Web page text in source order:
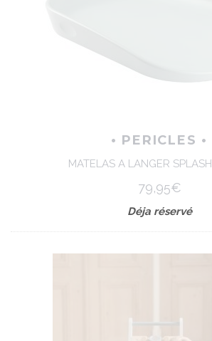
• PERICLES •
MATELAS A LANGER
79,95€
Déja réservé